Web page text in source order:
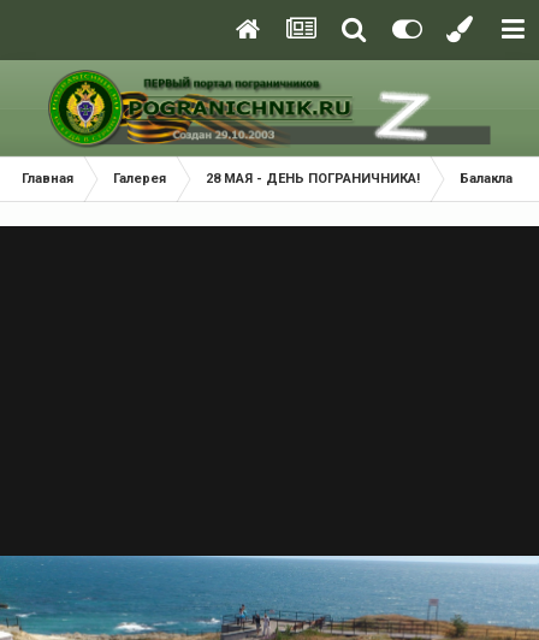
Главная Галерея 28 МАЯ - ДЕНЬ ПОГРАНИЧНИКА! Балаклава